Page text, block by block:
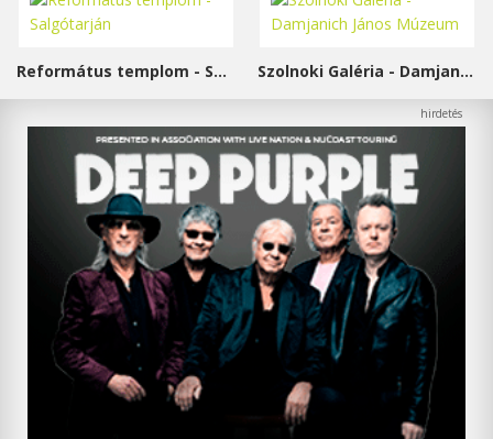
Református templom - Salgótarján Szolnoki Galéria - Damjanich János Múzeum